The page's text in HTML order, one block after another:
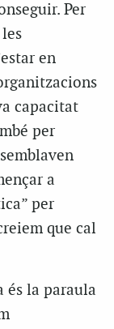
Per
en
capacitat
per
a
per
que cal
és la paraula